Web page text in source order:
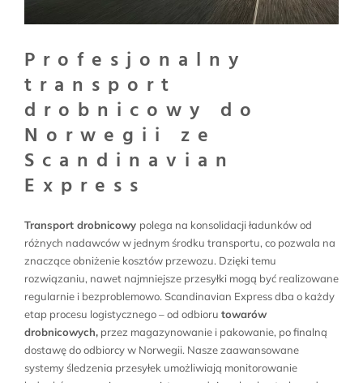
Profesjonalny
transport
drobnicowy do
Norwegii ze
Scandinavian
Express
Transport drobnicowy polega na konsolidacji ładunków od
różnych nadawców w jednym środku transportu, co pozwala na
znaczące obniżenie kosztów przewozu. Dzięki temu
rozwiązaniu, nawet najmniejsze przesyłki mogą być realizowane
regularnie i bezproblemowo. Scandinavian Express dba o każdy
etap procesu logistycznego – od odbioru towarów
drobnicowych, przez magazynowanie i pakowanie, po finalną
dostawę do odbiorcy w Norwegii. Nasze zaawansowane
systemy śledzenia przesyłek umożliwiają monitorowanie